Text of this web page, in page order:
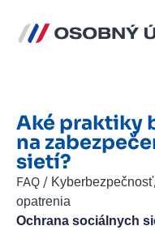
Aké praktiky
na
sietí?
FAQ / Kyberbezpečnosť,
opatrenia
Ochrana sociálnych